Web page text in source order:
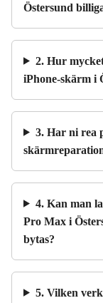
Östersund
2. Hur
iPhone-skärm i
3. Har ni rea
4. Kan man
Pro Max i
bytas?
5. Vilken